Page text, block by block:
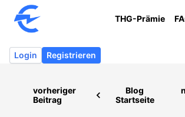
THG-Prämie
Login Registrieren
vorheriger
Beitrag
Blog
Startseite